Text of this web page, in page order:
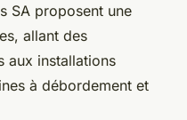
SA proposent une
allant des
aux installations
à débordement et